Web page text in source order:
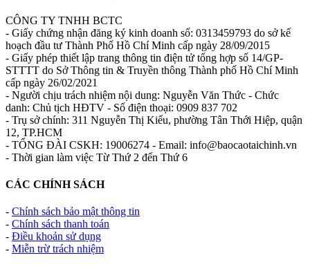
CÔNG TY TNHH BCTC
- Giấy chứng nhận đăng ký kinh doanh số: 0313459793 do sở kế
hoạch đầu tư Thành Phố Hồ Chí Minh cấp ngày 28/09/2015
- Giấy phép thiết lập trang thông tin điện tử tổng hợp số 14/GP-
STTTT do Sở Thông tin & Truyền thông Thành phố Hồ Chí Minh
cấp ngày 26/02/2021
- Người chịu trách nhiệm nội dung: Nguyễn Văn Thức - Chức
danh: Chủ tịch HĐTV - Số điện thoại: 0909 837 702
- Trụ sở chính: 311 Nguyễn Thị Kiểu, phường Tân Thới Hiệp, quận
12, TP.HCM
- TỔNG ĐÀI CSKH: 19006274 - Email: info@baocaotaichinh.vn
- Thời gian làm việc Từ Thứ 2 đến Thứ 6
CÁC CHÍNH SÁCH
- Chính sách bảo mật thông tin
- Chính sách thanh toán
- Điều khoản sử dụng
- Miễn trừ trách nhiệm